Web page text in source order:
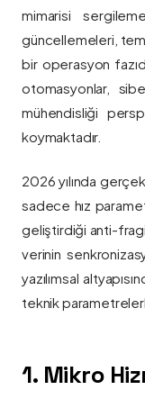
mimarisi
güncellemeleri,
bir operasyon
otomasyonlar,
mühendisliği
koymaktadır.
2026 yılında
sadece hız
geliştirdiği anti-
verinin
yazılımsal
teknik
1. Mikro